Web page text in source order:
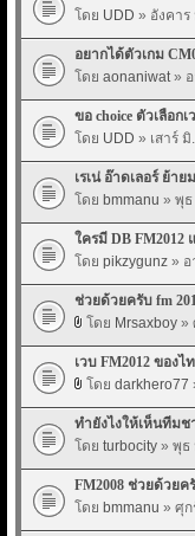
โดย UDD » อังคาร
อยากได้ตัวเกม
โดย aonaniwat» อ
ขอ choice ตัวเลือก
โดย UDD » เสาร์
เรเน่ อ๊าดเลอร์ ย้า
โดย bmmanu » พุธ
ใครมี DB FM2012
โดย pikzygunz » อ
ช่วยด้วยครับ fm
โดย Mrsaxboy »
เวบ FM2012 ของ
โดย darkhero77
ทำยังไงให้เห็นทีมช
โดย turbocity » พุธ
FM2008 ช่วยด้วยค
โดย bmmanu » ศุก